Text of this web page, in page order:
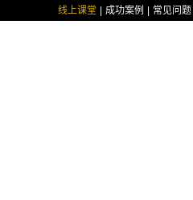
线上课堂 成功案例 常见问题